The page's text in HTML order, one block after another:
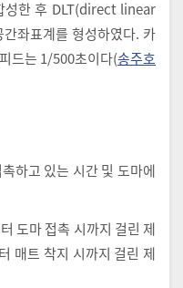
성한 후 DLT(direct linear
좌표계를 형성하였다. 카
드는 1/500초이다(송주호
하고 있는 시간 및 도마에
도마 접촉 시까지 걸린 제
매트 착지 시까지 걸린 제